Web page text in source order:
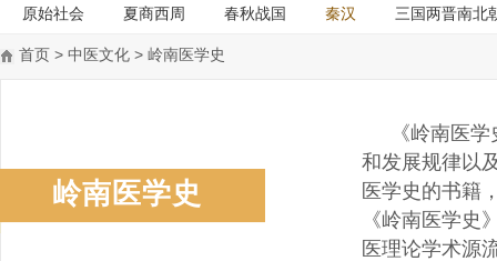
原始社会 夏商西周 春秋战国 秦汉 三国两晋南北
首页 > 中医文化 > 岭南医学史
岭南医学史
《岭南医
和发展规律以
医学史的书籍
《岭南医学史
医理论学术源